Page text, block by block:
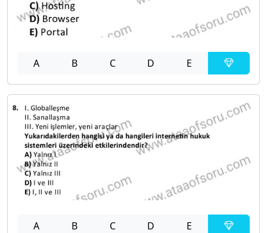
A B C D E
A B C D E